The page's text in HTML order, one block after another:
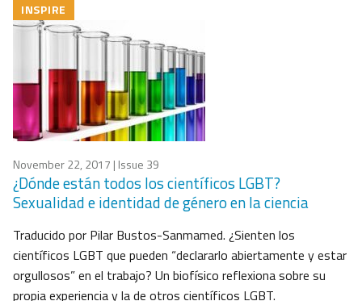
INSPIRE
November 22, 2017 | Issue 39
¿Dónde están todos los científicos LGBT?
Sexualidad e identidad de género en la ciencia
Traducido por Pilar Bustos-Sanmamed. ¿Sienten los
científicos LGBT que pueden “declararlo abiertamente y estar
orgullosos” en el trabajo? Un biofísico reflexiona sobre su
propia experiencia y la de otros científicos LGBT.